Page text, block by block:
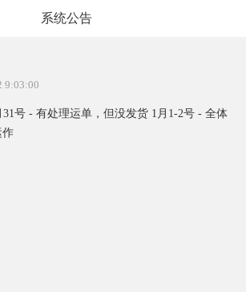
系统公告
9:03:00
号 - 有处理运单，但没发货 1月1-2号 - 全体
作